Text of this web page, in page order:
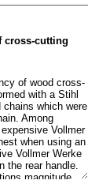
cross-cutting
of wood cross-
with a Stihl
which were
Among
Vollmer
when using an
Vollmer Werke
the rear handle.
magnitude,